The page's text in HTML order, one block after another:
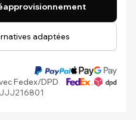
adaptées
Fedex/DPD